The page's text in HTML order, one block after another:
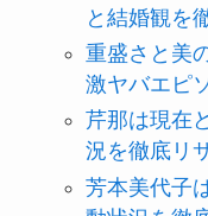
と結婚観を
重盛さと美
激ヤバエピ
芹那は現在
況を徹底リ
芳本美代子